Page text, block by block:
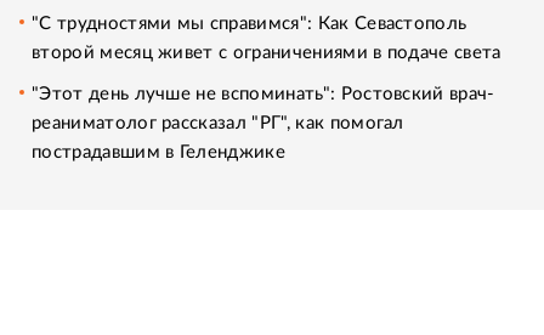
"С трудностями мы справимся": Как Севастополь
второй месяц живет с ограничениями в подаче света
"Этот день лучше не вспоминать": Ростовский врач-
реаниматолог рассказал "РГ", как помогал
пострадавшим в Геленджике